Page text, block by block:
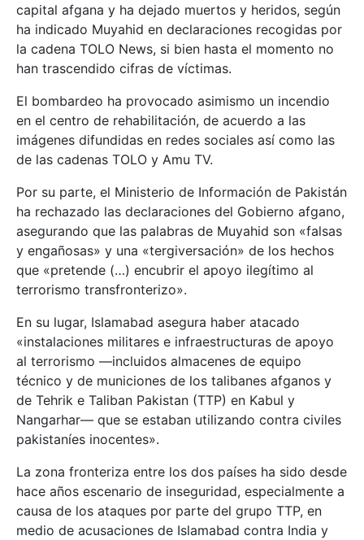
capital afgana y ha dejado muertos y heridos, según
ha indicado Muyahid en declaraciones recogidas por
la cadena TOLO News, si bien hasta el momento no
han trascendido cifras de víctimas.
El bombardeo ha provocado asimismo un incendio
en el centro de rehabilitación, de acuerdo a las
imágenes difundidas en redes sociales así como las
de las cadenas TOLO y Amu TV.
Por su parte, el Ministerio de Información de Pakistán
ha rechazado las declaraciones del Gobierno afgano,
asegurando que las palabras de Muyahid son «falsas
y engañosas» y una «tergiversación» de los hechos
que «pretende (…) encubrir el apoyo ilegítimo al
terrorismo transfronterizo».
En su lugar, Islamabad asegura haber atacado
«instalaciones militares e infraestructuras de apoyo
al terrorismo —incluidos almacenes de equipo
técnico y de municiones de los talibanes afganos y
de Tehrik e Taliban Pakistan (TTP) en Kabul y
Nangarhar— que se estaban utilizando contra civiles
pakistaníes inocentes».
La zona fronteriza entre los dos países ha sido desde
hace años escenario de inseguridad, especialmente a
causa de los ataques por parte del grupo TTP, en
medio de acusaciones de Islamabad contra India y